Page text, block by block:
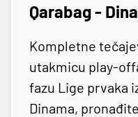
Qarabag -
Kompletne
utakmicu play-
fazu Lige prvaka
Dinama, pronađite